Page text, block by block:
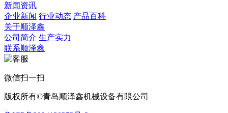
新闻资讯
企业新闻 行业动态 产品百科
关于顺泽鑫
公司简介 生产实力
联系顺泽鑫
微信扫一扫
版权所有©青岛顺泽鑫机械设备有限公司